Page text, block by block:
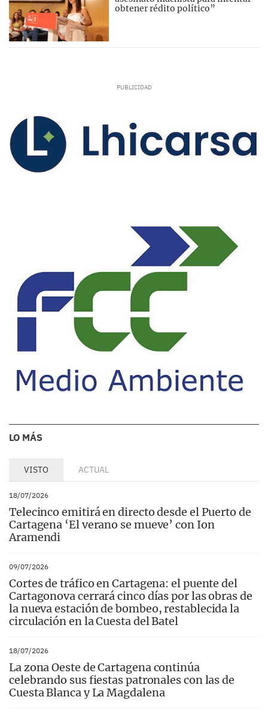
obtener rédito político”
LO MÁS
VISTO ACTUAL
18/07/2026
Telecinco emitirá en directo desde el Puerto de
Cartagena ‘El verano se mueve’ con Ion
Aramendi
09/07/2026
Cortes de tráfico en Cartagena: el puente del
Cartagonova cerrará cinco días por las obras de
la nueva estación de bombeo, restablecida la
circulación en la Cuesta del Batel
18/07/2026
La zona Oeste de Cartagena continúa
celebrando sus fiestas patronales con las de
Cuesta Blanca y La Magdalena